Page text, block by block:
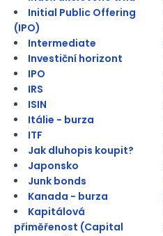
Initial Public Offering
(IPO)
Intermediate
Investiční horizont
IPO
IRS
ISIN
Itálie - burza
ITF
Jak dluhopis koupit?
Japonsko
Junk bonds
Kanada - burza
Kapitálová
přiměřenost (Capital